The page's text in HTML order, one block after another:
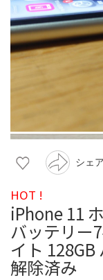
シェア
HOT !
iPhone 11
バッテリー
イト
解除済み